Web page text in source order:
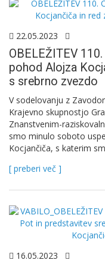
22.05.2023
OBELEŽITEV
pohod Alojza
s srebrno zvezdo
V sodelovanju z
Krajevno skupnostjo
Znanstvenim-
smo minulo soboto
Kocjančiča, s katerim
[ preberi več ]
16.05.2023